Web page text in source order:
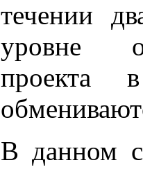
течении
уровне
проекта
В данном